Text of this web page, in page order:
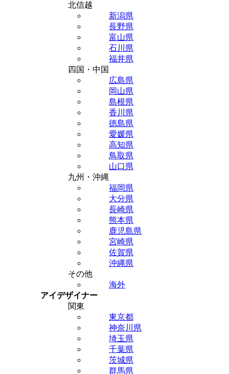
北信越
新潟県
長野県
富山県
石川県
福井県
四国・中国
広島県
岡山県
島根県
香川県
徳島県
愛媛県
高知県
鳥取県
山口県
九州・沖縄
福岡県
大分県
長崎県
熊本県
鹿児島県
宮崎県
佐賀県
沖縄県
その他
海外
アイデザイナー
関東
東京都
神奈川県
埼玉県
千葉県
茨城県
群馬県